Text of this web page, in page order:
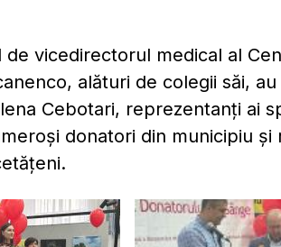
vicedirectorul medical al
alături de colegii săi, au
Cebotari, reprezentanți ai
donatori din municipiu și